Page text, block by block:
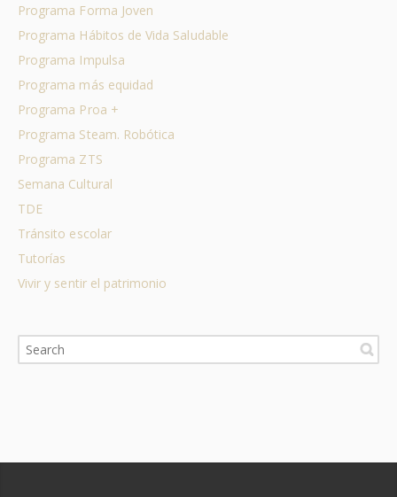
Programa Forma Joven
Programa Hábitos de Vida Saludable
Programa Impulsa
Programa más equidad
Programa Proa +
Programa Steam. Robótica
Programa ZTS
Semana Cultural
TDE
Tránsito escolar
Tutorías
Vivir y sentir el patrimonio